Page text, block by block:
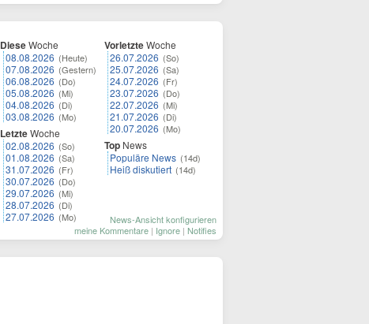
DieseWoche
08.08.2026 (Heute)
07.08.2026 (Gestern)
06.08.2026 (Do)
05.08.2026 (Mi)
04.08.2026 (Di)
03.08.2026 (Mo)
LetzteWoche
02.08.2026 (So)
01.08.2026 (Sa)
31.07.2026 (Fr)
30.07.2026 (Do)
29.07.2026 (Mi)
28.07.2026 (Di)
27.07.2026 (Mo)
VorletzteWoche
26.07.2026 (So)
25.07.2026 (Sa)
24.07.2026 (Fr)
23.07.2026 (Do)
22.07.2026 (Mi)
21.07.2026 (Di)
20.07.2026 (Mo)
Top News
Populäre News (14d)
Heiß diskutiert (14d)
News-Ansicht konfigurieren
meine Kommentare | Ignore | Notifies